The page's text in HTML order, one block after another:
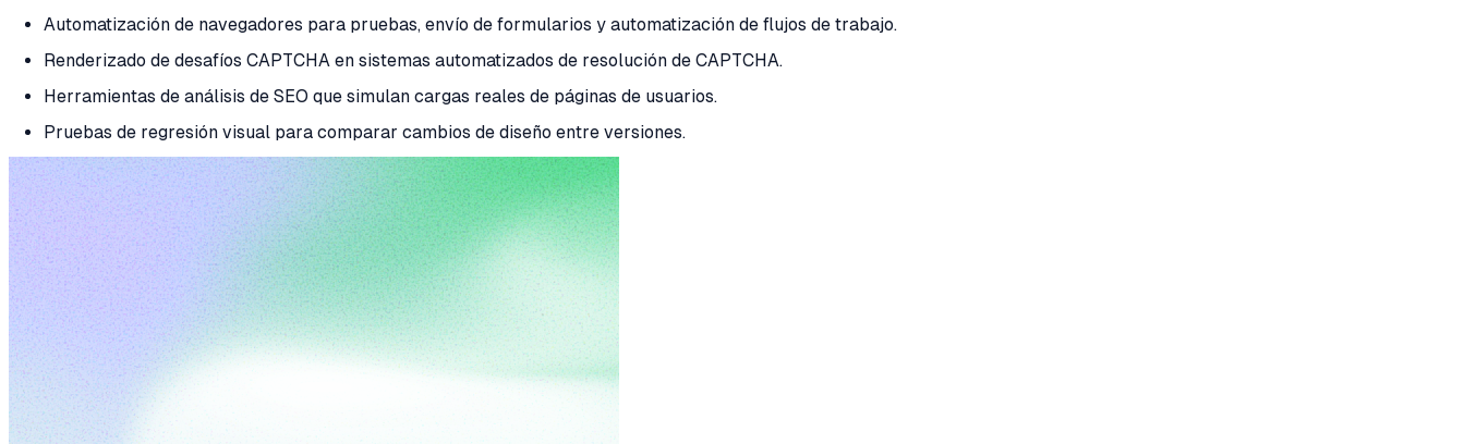
Automatización de navegadores para pruebas, envío de formularios y automatización de flujos de trabajo.
Renderizado de desafíos CAPTCHA en sistemas automatizados de resolución de CAPTCHA.
Herramientas de análisis de SEO que simulan cargas reales de páginas de usuarios.
Pruebas de regresión visual para comparar cambios de diseño entre versiones.